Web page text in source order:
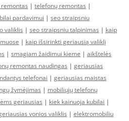
| telefonų remontas |
pardavimui | seo straipsniu
valiklis | seo straipsniu talpinimas | kaip
| kaip išsirinkti geriausią valiklį
| smagiam žaidimui kieme | aikštelės
remontas naudingas | geriausias
telefonai | geriausias maistas
žymėjimas | mobiliųjų telefonų
geriausias | kiek kainuoja kubilai |
vonios valiklis | elektromobiliu